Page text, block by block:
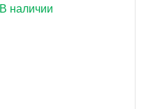
В наличии